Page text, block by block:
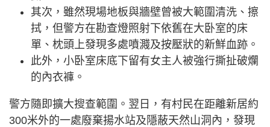
其次，雖然現場地板與牆壁曾被大範圍清洗、擦
拭，但警方在勘查燈照射下依舊在大卧室的床
單、枕頭上發現多處噴濺及按壓狀的新鮮血跡。
此外，小卧室床底下留有女主人被強行撕扯破爛
的內衣褲。
警方隨即擴大搜查範圍。翌日，有村民在距離新居約
300米外的一處廢棄揚水站及隱蔽天然山洞內，發現